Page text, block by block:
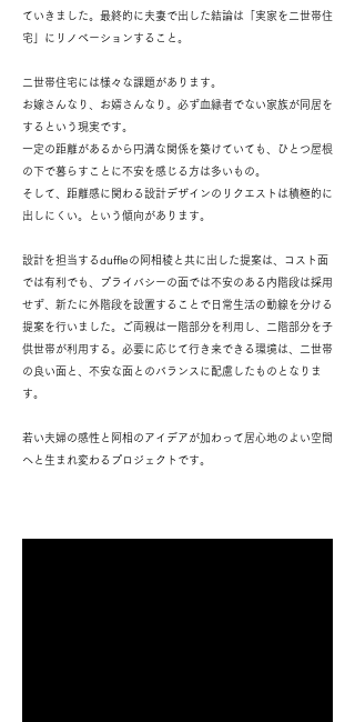
ていきました。 最終的に夫妻で出した結論は「実家を二世帯住
宅」にリノベーションすること。
二世帯住宅には様々な課題があります。
お嫁さんなり、お婿さんなり。必ず血縁者でない家族が同居を
するという現実です。
一定の距離があるから円満な関係を築けていても、ひとつ屋根
の下で暮らすことに不安を感じる方は多いもの。
そして、距離感に関わる設計デザインのリクエストは積極的に
出しにくい。という傾向があります。
設計を担当するduffleの 阿相稜と共に出した提案は、コスト面
では有利でも、プライバシーの面では不安のある内階段は採用
せず、新たに外階段を設置することで日常生活の動線を分ける
提案を行いました。ご両親は一階部分を利用し、二階部分を子
供世帯が利用する。必要に応じて行き来できる環境は、二世帯
の良い面と、不安な面とのバランスに配慮したものとなりま
す。
若い夫婦の感性と阿相のアイデアが加わって居心地のよい空間
へと生まれ変わるプロジェクトです。